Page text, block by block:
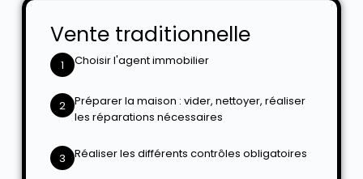
Vente traditionnelle
1 Choisir l'agent immobilier
2 Préparer la maison : vider, nettoyer, réaliser
les réparations nécessaires
3 Réaliser les différents contrôles obligatoires